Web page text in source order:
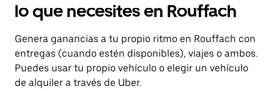
lo que necesites en Rouffach
Genera ganancias a tu propio ritmo en Rouffach con
entregas (cuando estén disponibles), viajes o ambos.
Puedes usar tu propio vehículo o elegir un vehículo
de alquiler a través de Uber.